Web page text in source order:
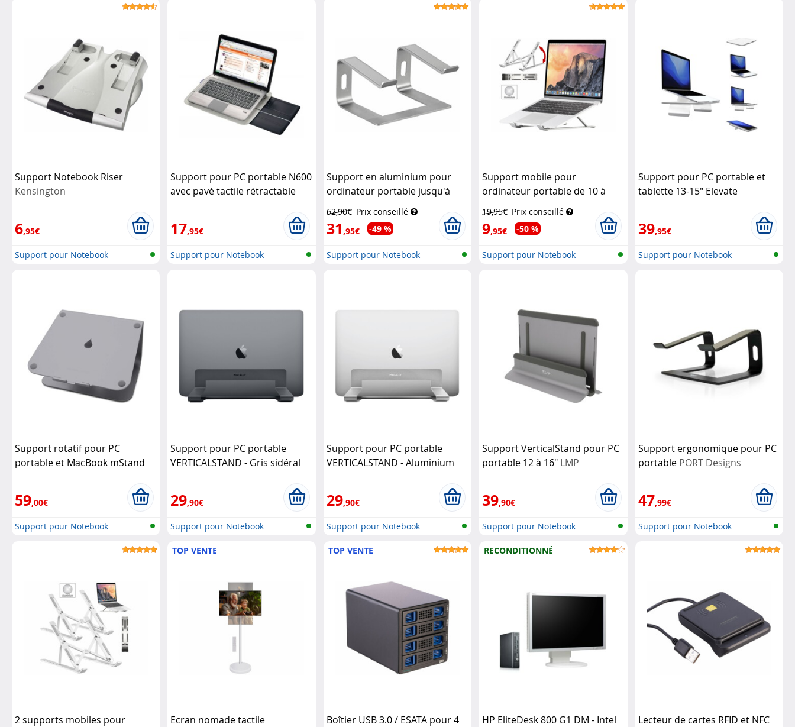
Support Notebook Riser
Kensington
6,95€
Support pour Notebook
Support pour PC portable N600
avec pavé tactile rétractable
17,95€
Support pour Notebook
Support en aluminium pour
ordinateur portable jusqu'à
General Office
62,90€ Prix conseillé
31,95€ -49 %
Support pour Notebook
Support mobile pour
ordinateur portable de 10 à
19,95€ Prix conseillé
9,95€ -50 %
Support pour Notebook
Support pour PC portable et
tablette 13-15" Elevate
39,95€
Support pour Notebook
Support rotatif pour PC
portable et MacBook mStand
59,00€
Support pour Notebook
Support pour PC portable
VERTICALSTAND - Gris sidéral
29,90€
Support pour Notebook
Support pour PC portable
VERTICALSTAND - Aluminium
29,90€
Support pour Notebook
Support VerticalStand pour PC
portable 12 à 16" LMP
39,90€
Support pour Notebook
Support ergonomique pour PC
portable PORT Designs
47,99€
Support pour Notebook
2 supports mobiles pour
TOP VENTE
Ecran nomade tactile
TOP VENTE
Boîtier USB 3.0 / ESATA pour 4
RECONDITIONNÉ
HP EliteDesk 800 G1 DM - Intel
Lecteur de cartes RFID et NFC